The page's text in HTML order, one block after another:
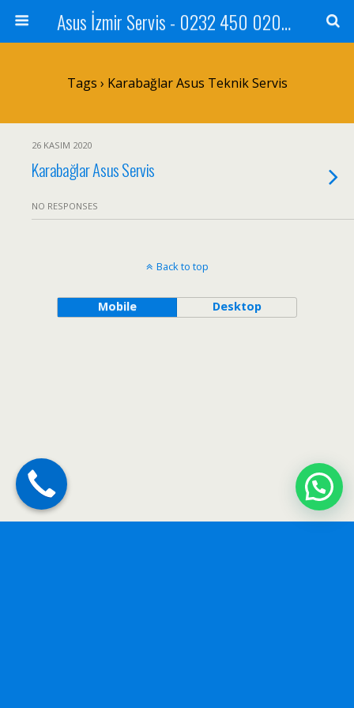
Asus İzmir Servis - 0232 450 0202 - 0543 455 0202
Tags › Karabağlar Asus Teknik Servis
26 KASIM 2020
Karabağlar Asus Servis
NO RESPONSES
Back to top
Mobile Desktop